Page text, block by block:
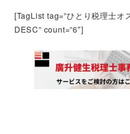
[TagList tag=”ひとり税理士オ
DESC” count=”6″]